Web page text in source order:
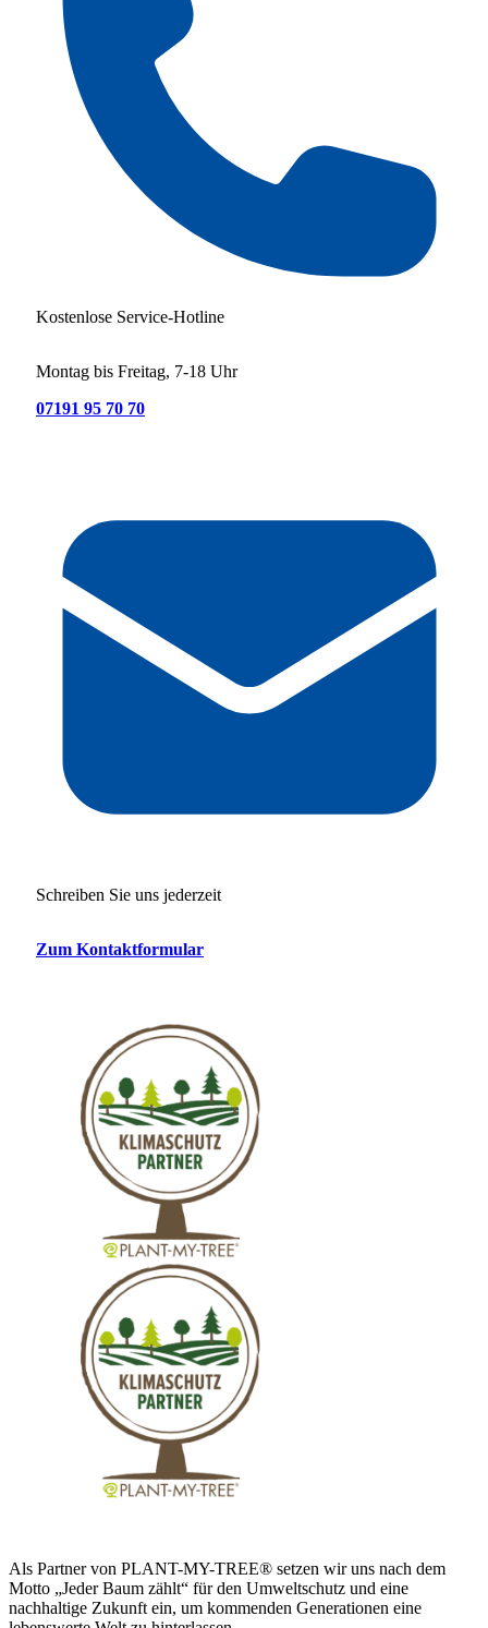
Kostenlose Service-Hotline
Montag bis Freitag, 7-18 Uhr
07191 95 70 70
Schreiben Sie uns jederzeit
Zum Kontaktformular
Als Partner von PLANT-MY-TREE® setzen wir uns nach dem
Motto „Jeder Baum zählt“ für den Umweltschutz und eine
nachhaltige Zukunft ein, um kommenden Generationen eine